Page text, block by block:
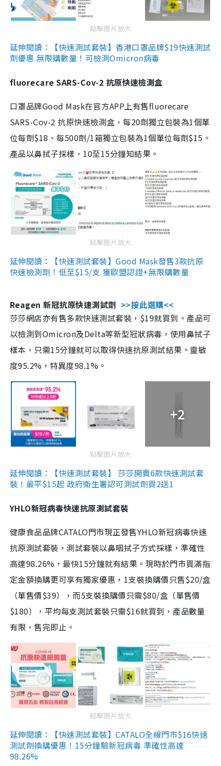
點擊圖片放大
延伸閱讀：【快速測試套裝】香港口罩品牌$19快速測試
劑優惠 無限購數量！可檢測Omicron病毒
fluorecare SARS-Cov-2 抗原快速檢測盒
口罩品牌Good Mask在官方APP上有售fluorecare
SARS-Cov-2 抗原快速檢測盒，每20劑獨立包裝為1個單
位每劑$18、每500劑/1箱獨立包裝為1個單位每劑$15。
產品以鼻拭子採樣，10至15分鐘知結果。
點擊圖片放大
延伸閱讀：【快速測試套裝】Good Mask發售3款抗原
快速檢測劑！低至$15/支 獲歐盟認證+無限購數量
Reagen 新冠抗原快速測試劑 >>按此選購<<
莎莎網店亦有售多款快速測試套裝，$19就買到。產品可
以檢測到Omicron及Delta等新型冠狀病毒，使用鼻拭子
樣本，只需15分鐘就可以取得快速抗原測試結果。靈敏
度95.2%，特異度98.1%。
+2
點擊圖片放大
延伸閱讀：【快速測試套裝】 莎莎開賣6款快速測試套
裝！最平$15起 政府衛生署認可測試劑買2送1
YHLO新冠病毒快速抗原測試套裝
健康食品品牌CATALO門市現正發售YHLO新冠病毒快速
抗原測試套裝，測試套裝以鼻咽拭子方式採樣，準確性
高達98.26%，最快15分鐘就有結果。現時於門市買滿指
定金額換購更可享有獨家優惠，1支裝換購價只售$20/盒
（單售價$39），而5支裝換購價只需$80/盒（單售價
$180），平均每支測試套裝只需$16就買到，產品數量
有限，售完即止。
點擊圖片放大
延伸閱讀：【快速測試套裝】CATALO全線門市$16快速
測試劑換購優惠！15分鐘驗新冠病毒 準確性高達
98.26%